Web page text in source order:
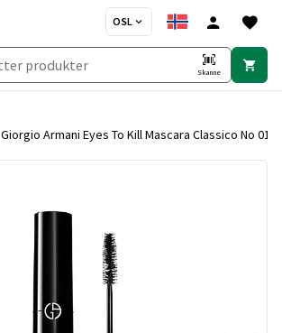
OSL
Skanne
Giorgio Armani Eyes To Kill Mascara Classico No 01